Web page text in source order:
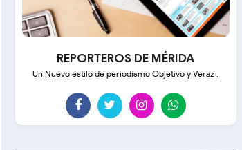
REPORTEROS DE MÉRIDA
Un Nuevo estilo de periodismo Objetivo y Veraz .